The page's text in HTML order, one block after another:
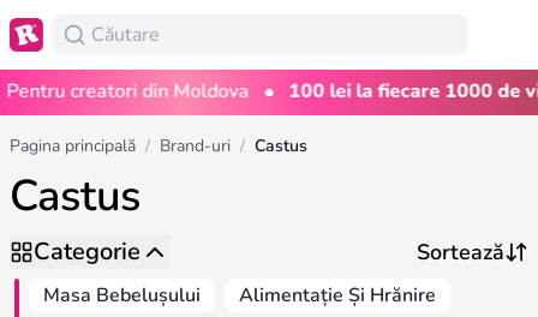
creatori din Moldova 100 lei la fiecare 1000 de
Pagina principală / Brand-uri / Castus
Castus
Categorie
Masa Bebelușului
Alimentație Și Hrănire